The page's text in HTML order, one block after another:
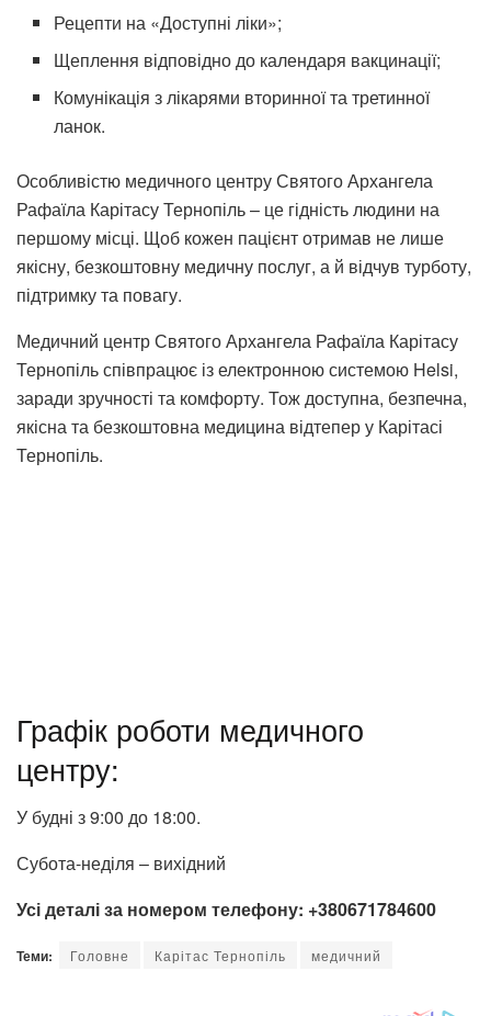
Рецепти на «Доступні ліки»;
Щеплення відповідно до календаря вакцинації;
Комунікація з лікарями вторинної та третинної
ланок.
Особливістю медичного центру Святого Архангела
Рафаїла Карітасу Тернопіль – це гідність людини на
першому місці. Щоб кожен пацієнт отримав не лише
якісну, безкоштовну медичну послуг, а й відчув турботу,
підтримку та повагу.
Медичний центр Святого Архангела Рафаїла Карітасу
Тернопіль співпрацює із електронною системою Helsi,
заради зручності та комфорту. Тож доступна, безпечна,
якісна та безкоштовна медицина відтепер у Карітасі
Тернопіль.
Графік роботи медичного
центру:
У будні з 9:00 до 18:00.
Субота-неділя – вихідний
Усі деталі за номером телефону: +380671784600
Теми: Головне Карітас Тернопіль медичний